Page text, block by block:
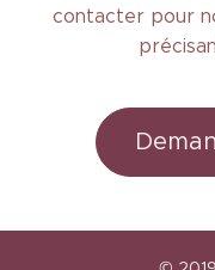
contacter pour